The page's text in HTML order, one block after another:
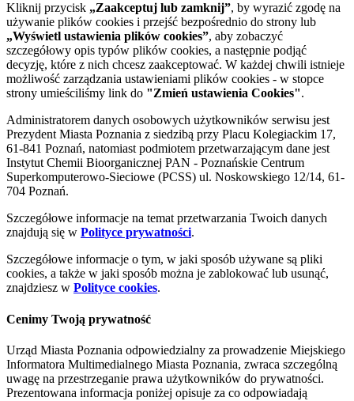
Kliknij przycisk „Zaakceptuj lub zamknij”, by wyrazić zgodę na
używanie plików cookies i przejść bezpośrednio do strony lub
„Wyświetl ustawienia plików cookies”, aby zobaczyć
szczegółowy opis typów plików cookies, a następnie podjąć
decyzję, które z nich chcesz zaakceptować. W każdej chwili istnieje
możliwość zarządzania ustawieniami plików cookies - w stopce
strony umieściliśmy link do "Zmień ustawienia Cookies".
Administratorem danych osobowych użytkowników serwisu jest
Prezydent Miasta Poznania z siedzibą przy Placu Kolegiackim 17,
61-841 Poznań, natomiast podmiotem przetwarzającym dane jest
Instytut Chemii Bioorganicznej PAN - Poznańskie Centrum
Superkomputerowo-Sieciowe (PCSS) ul. Noskowskiego 12/14, 61-
704 Poznań.
Szczegółowe informacje na temat przetwarzania Twoich danych
znajdują się w Polityce prywatności.
Szczegółowe informacje o tym, w jaki sposób używane są pliki
cookies, a także w jaki sposób można je zablokować lub usunąć,
znajdziesz w Polityce cookies.
Cenimy Twoją prywatność
Urząd Miasta Poznania odpowiedzialny za prowadzenie Miejskiego
Informatora Multimedialnego Miasta Poznania, zwraca szczególną
uwagę na przestrzeganie prawa użytkowników do prywatności.
Prezentowana informacja poniżej opisuje za co odpowiadają